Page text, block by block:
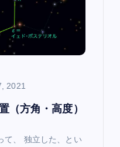
2021
方角・高度）
て、 独立した、とい